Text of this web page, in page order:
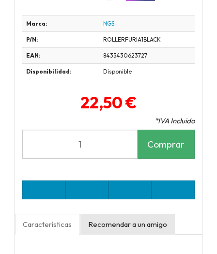
Marca: NGS
P/N: ROLLERFURIA1BLACK
EAN: 8435430623727
Disponibilidad: Disponible
22,50 €
*IVA Incluido
Comprar
Características Recomendar a un amigo